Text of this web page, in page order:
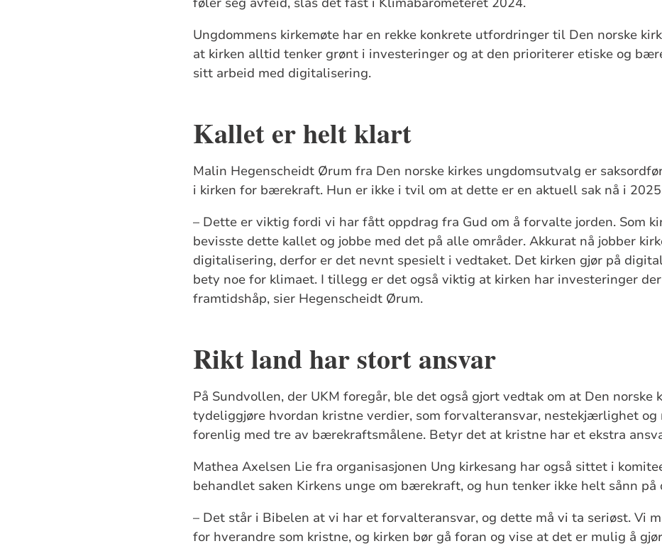
Ungdommens kirkemøte har en rekke konkrete utfordringer til Den norske
at kirken alltid tenker grønt i investeringer og at den prioriterer etiske og
sitt arbeid med digitalisering.
Kallet er helt klart
Malin Hegenscheidt Ørum fra Den norske kirkes ungdomsutvalg er
i kirken for bærekraft. Hun er ikke i tvil om at dette er en aktuell sak nå i
– Dette er viktig fordi vi har fått oppdrag fra Gud om å forvalte jorden. Som
bevisste dette kallet og jobbe med det på alle områder. Akkurat nå jobber
digitalisering, derfor er det nevnt spesielt i vedtaket. Det kirken gjør på
bety noe for klimaet. I tillegg er det også viktig at kirken har investeringer
framtidshåp, sier Hegenscheidt Ørum.
Rikt land har stort ansvar
På Sundvollen, der UKM foregår, ble det også gjort vedtak om at Den norske
tydeliggjøre hvordan kristne verdier, som forvalteransvar, nestekjærlighet
forenlig med tre av bærekraftsmålene. Betyr det at kristne har et ekstra
Mathea Axelsen Lie fra organisasjonen Ung kirkesang har også sittet i
behandlet saken Kirkens unge om bærekraft, og hun tenker ikke helt sånn på
– Det står i Bibelen at vi har et forvalteransvar, og dette må vi ta seriøst. Vi
for hverandre som kristne, og kirken bør gå foran og vise at det er mulig å